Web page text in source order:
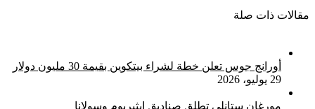
مقالات ذات صلة
أورانج جوس تعلن خطة لشراء بيتكوين بقيمة 30 مليون دولار
29 يوليو، 2026
مورغان ستانلي تطلق صناديق إيثيريوم وسولانا